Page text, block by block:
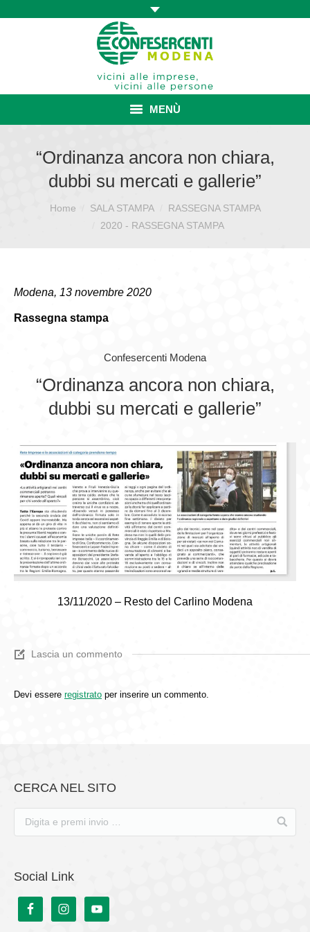
MENÙ
ASSOCIAZIONE
ISCRIZIONE E VANTAGGI
“Ordinanza ancora non chiara,
dubbi su mercati e gallerie”
Sei qui:Home SALA STAMPA
RASSEGNA STAMPA
2020 - RASSEGNA STAMPA
Modena, 13 novembre 2020
Rassegna stampa
Confesercenti Modena
“Ordinanza ancora non chiara,
dubbi su mercati e gallerie”
13/11/2020 – Resto del Carlino Modena
Lascia un commento
Devi essere registrato per inserire un commento.
CERCA NEL SITO
Social Link